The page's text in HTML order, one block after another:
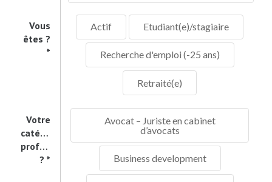
Vous
êtes ?
Actif Etudiant(e)/stagiaire
Recherche d'emploi (-25 ans)
Retraité(e)
Votre
catégorie
professionnelle
?
Avocat – Juriste en cabinet
d’avocats
Business development